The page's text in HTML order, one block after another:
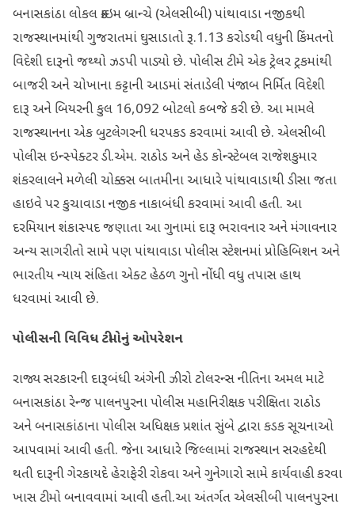
બનાસકાંઠા લોકલ ક્રાઇમ બ્રાન્ચે (એલસીબી) પાંથાવાડા નજીકથી
રાજસ્થાનમાંથી ગુજરાતમાં ઘુસાડાતો રૂ.1.13 કરોડથી વધુની કિંમતનો
વિદેશી દારૂનો જથ્થો ઝડપી પાડ્યો છે. પોલીસ ટીમે એક ટ્રેલર ટ્રકમાંથી
બાજરી અને ચોખાના કટ્ટાની આડમાં સંતાડેલી પંજાબ નિર્મિત વિદેશી
દારૂ અને બિયરની કુલ 16,092 બોટલો કબજે કરી છે. આ મામલે
રાજસ્થાનના એક બુટલેગરની ધરપકડ કરવામાં આવી છે. એલસીબી
પોલીસ ઇન્સ્પેક્ટર ડી.એમ. રાઠોડ અને હેડ કોન્સ્ટેબલ રાજેશકુમાર
શંકરલાલને મળેલી ચોક્કસ બાતમીના આધારે પાંથાવાડાથી ડીસા જતા
હાઇવે પર કુચાવાડા નજીક નાકાબંધી કરવામાં આવી હતી. આ
દરમિયાન શંકાસ્પદ જણાતા આ ગુનામાં દારૂ ભરાવનાર અને મંગાવનાર
અન્ય સાગરીતો સામે પણ પાંથાવાડા પોલીસ સ્ટેશનમાં પ્રોહિબિશન અને
ભારતીય ન્યાય સંહિતા એક્ટ હેઠળ ગુનો નોંધી વધુ તપાસ હાથ
ધરવામાં આવી છે.
પોલીસની વિવિધ ટીમોનું ઓપરેશન
રાજ્ય સરકારની દારૂબંધી અંગેની ઝીરો ટોલરન્સ નીતિના અમલ માટે
બનાસકાંઠા રેન્જ પાલનપુરના પોલીસ મહાનિરીક્ષક પરીક્ષિતા રાઠોડ
અને બનાસકાંઠાના પોલીસ અધિક્ષક પ્રશાંત સુંબે દ્વારા કડક સૂચનાઓ
આપવામાં આવી હતી. જેના આધારે જિલ્લામાં રાજસ્થાન સરહદેથી
થતી દારૂની ગેરકાયદે હેરાફેરી રોકવા અને ગુનેગારો સામે કાર્યવાહી કરવા
ખાસ ટીમો બનાવવામાં આવી હતી.આ અંતર્ગત એલસીબી પાલનપુરના